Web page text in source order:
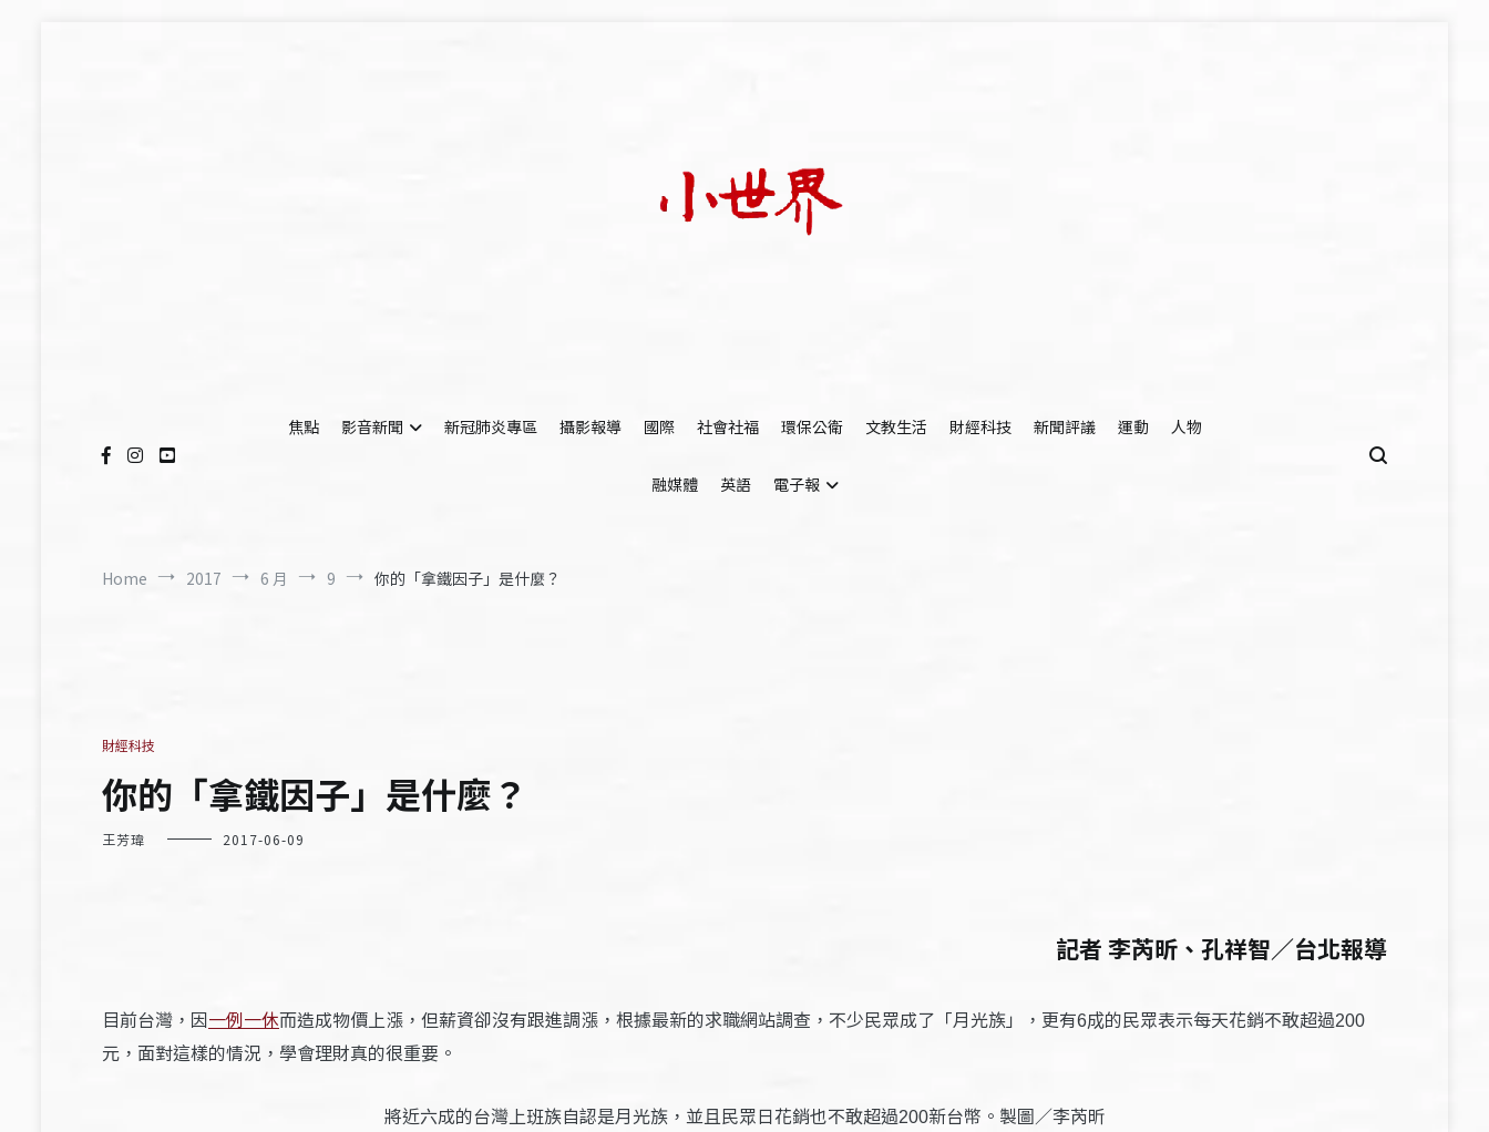
焦點
影音新聞 新冠肺炎專區 攝影報導 國際 社會社福 環保公衛 文教生活 財經科技 新聞評議 運動 人物
融媒體 英語 電子報
Home 2017 6 月 9 你的「拿鐵因子」是什麼？
財經科技
你的「拿鐵因子」是什麼？
王芳瑋 2017-06-09
記者 李芮昕、孔祥智／台北報導
目前台灣，因一例一休而造成物價上漲，但薪資卻沒有跟進調漲，根據最新的求職網站調查，不少民眾成了「月光族」，更有6成的民眾表示每天花銷不敢超過200
元，面對這樣的情況，學會理財真的很重要。
將近六成的台灣上班族自認是月光族，並且民眾日花銷也不敢超過200新台幣。製圖／李芮昕